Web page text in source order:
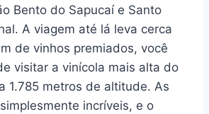
Bento do Sapucaí e Santo
A viagem até lá leva cerca
de vinhos premiados, você
visitar a vinícola mais alta do
1.785 metros de altitude. As
incríveis, e o